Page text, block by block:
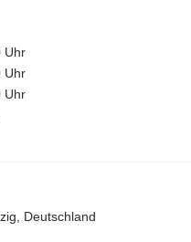
Uhr
Uhr
Uhr
Deutschland